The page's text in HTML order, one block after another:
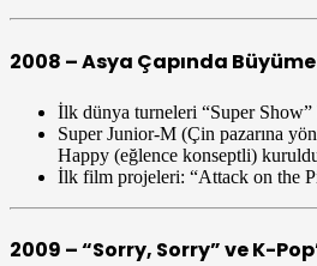
2008 – Asya Çapında
İlk dünya turneleri “Super Show”
Super Junior-M (Çin pazarına
Happy (eğlence konseptli)
İlk film projeleri: “Attack on the
2009 – “Sorry, Sorry” ve K-